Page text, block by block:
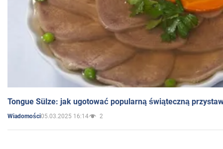
Tongue Sülze: jak ugotować popularną świąteczną
Wiadomości05.03.2025 16:14 2